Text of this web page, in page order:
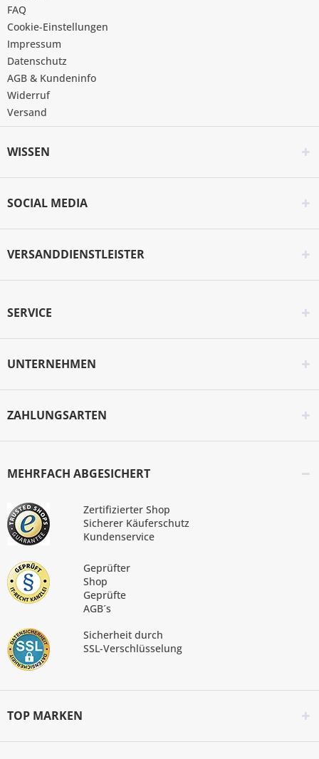
FAQ
Cookie-Einstellungen
Impressum
Datenschutz
AGB & Kundeninfo
Widerruf
Versand
WISSEN
SOCIAL MEDIA
VERSANDDIENSTLEISTER
SERVICE
UNTERNEHMEN
ZAHLUNGSARTEN
MEHRFACH ABGESICHERT
Zertifizierter Shop
Sicherer Käuferschutz
Kundenservice
Geprüfter
Shop
Geprüfte
AGB´s
Sicherheit durch
SSL-Verschlüsselung
TOP MARKEN